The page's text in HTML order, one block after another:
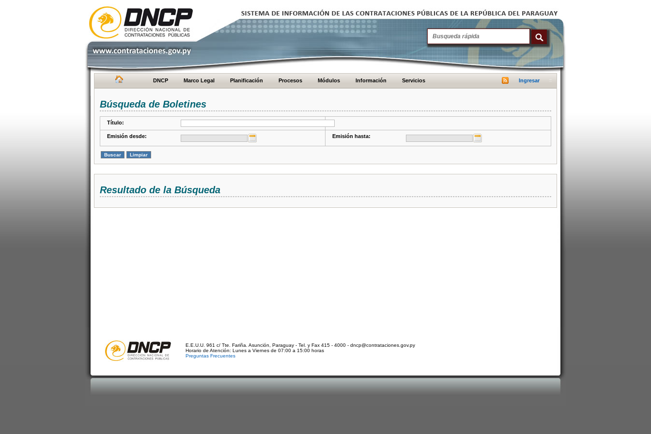
DNCP Marco Legal Planificación Procesos Módulos Información Servicios Ingresar
Búsqueda de Boletines
Título:
Emisión desde: Emisión hasta:
Resultado de la Búsqueda
E.E.U.U. 961 c/ Tte. Fariña. Asunción, Paraguay - Tel. y Fax 415 - 4000 - dncp@contrataciones.gov.py
Horario de Atención: Lunes a Viernes de 07:00 a 15:00 horas
Preguntas Frecuentes